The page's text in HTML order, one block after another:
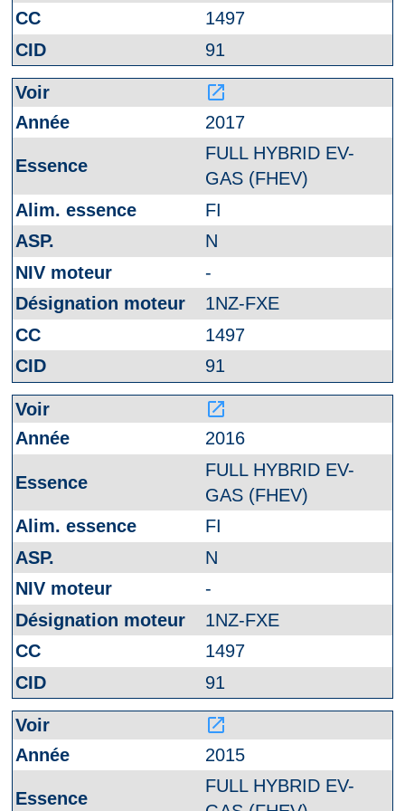
1497
91
launch
2017
FULL HYBRID EV-
GAS (FHEV)
FI
N
-
1NZ-FXE
1497
91
launch
2016
FULL HYBRID EV-
GAS (FHEV)
FI
N
-
1NZ-FXE
1497
91
launch
2015
FULL HYBRID EV-